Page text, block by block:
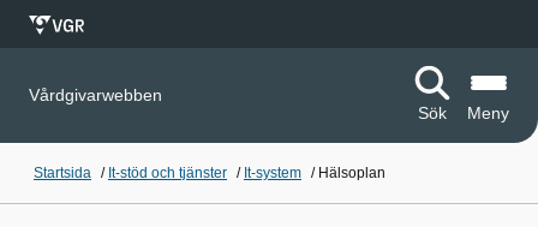
Vårdgivarwebben
Sök
Meny
Startsida / It-stöd och tjänster / It-system / Hälsoplan